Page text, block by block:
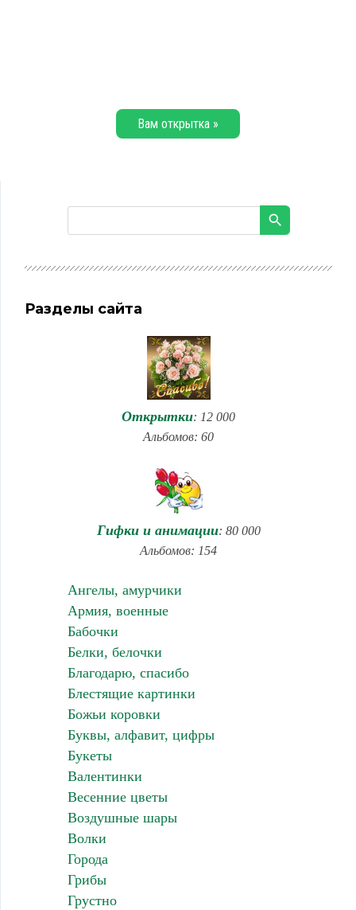
Вам открытка »
Разделы сайта
Открытки: 12 000
Альбомов: 60
Гифки и анимации: 80 000
Альбомов: 154
Ангелы, амурчики
Армия, военные
Бабочки
Белки, белочки
Благодарю, спасибо
Блестящие картинки
Божьи коровки
Буквы, алфавит, цифры
Букеты
Валентинки
Весенние цветы
Воздушные шары
Волки
Города
Грибы
Грустно